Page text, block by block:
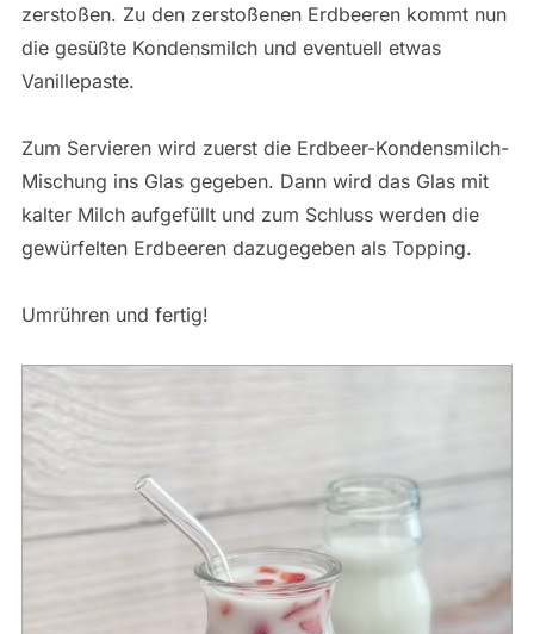
zerstoßen. Zu den zerstoßenen Erdbeeren kommt nun
die gesüßte Kondensmilch und eventuell etwas
Vanillepaste.
Zum Servieren wird zuerst die Erdbeer-Kondensmilch-
Mischung ins Glas gegeben. Dann wird das Glas mit
kalter Milch aufgefüllt und zum Schluss werden die
gewürfelten Erdbeeren dazugegeben als Topping.
Umrühren und fertig!